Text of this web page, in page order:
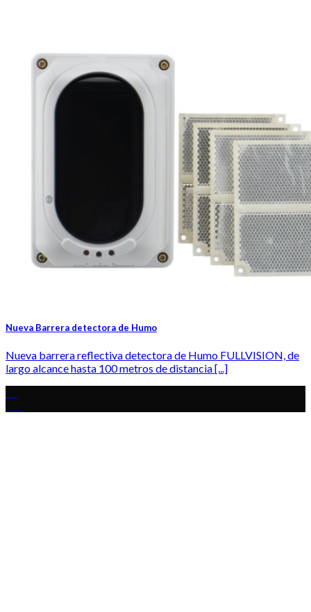
Nueva Barrera detectora de Humo
Nueva barrera reflectiva detectora de Humo FULLVISION, de
largo alcance hasta 100 metros de distancia [...]